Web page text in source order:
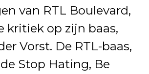
van RTL Boulevard,
kritiek op zijn baas,
Vorst. De RTL-baas,
Stop Hating, Be